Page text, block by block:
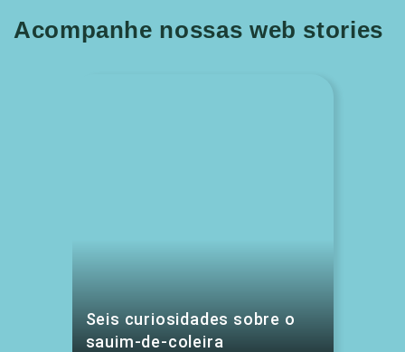
Acompanhe nossas web stories
Seis curiosidades sobre o
sauim-de-coleira